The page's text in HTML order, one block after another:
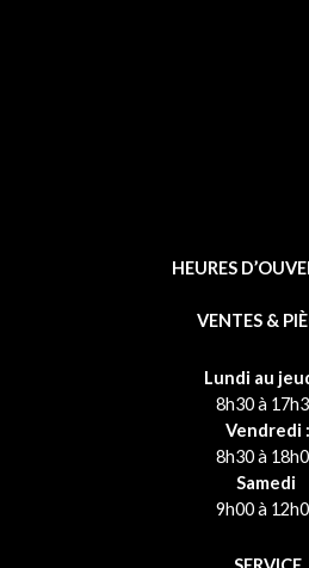
HEURES
VENTES &
Lundi au
8h30 à
Vendredi :
8h30 à
Samedi
9h00 à